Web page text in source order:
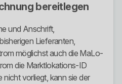
bereitlegen
und Anschrift,
Lieferanten,
möglichst auch die MaLo-
die Marktlokations-ID
vorliegt, kann sie der